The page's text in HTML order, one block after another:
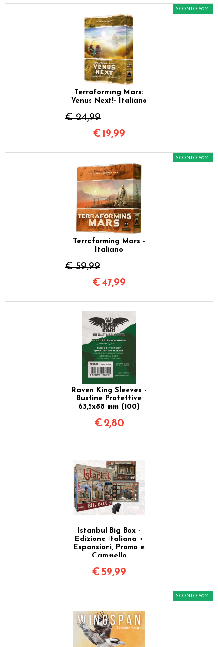
Terraforming Mars:
Venus Next!- Italiano
€ 24,99
SCONTO 20%
€ 19,99
Terraforming Mars -
Italiano
€ 59,99
SCONTO 20%
€47,99
Raven King Sleeves -
Bustine Protettive
63,5x88 mm (100)
€ 2,80
Istanbul Big Box -
Edizione Italiana +
Espansioni, Promo e
Cammello
€ 59,99
SCONTO 20%